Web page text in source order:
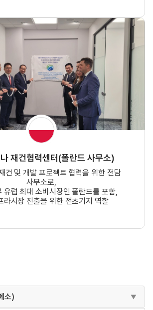
재건협력센터(폴란드 사무소)
건 및 개발 프로젝트 협력을 위한 전담
사무소로,
유럽 최대 소비시장인 폴란드를 포함,
라시장 진출을 위한 전초기지 역할
소)